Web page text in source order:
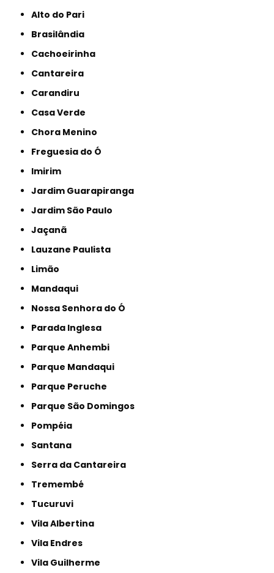
Alto do Pari
Brasilândia
Cachoeirinha
Cantareira
Carandiru
Casa Verde
Chora Menino
Freguesia do Ó
Imirim
Jardim Guarapiranga
Jardim São Paulo
Jaçanã
Lauzane Paulista
Limão
Mandaqui
Nossa Senhora do Ó
Parada Inglesa
Parque Anhembi
Parque Mandaqui
Parque Peruche
Parque São Domingos
Pompéia
Santana
Serra da Cantareira
Tremembé
Tucuruvi
Vila Albertina
Vila Endres
Vila Guilherme